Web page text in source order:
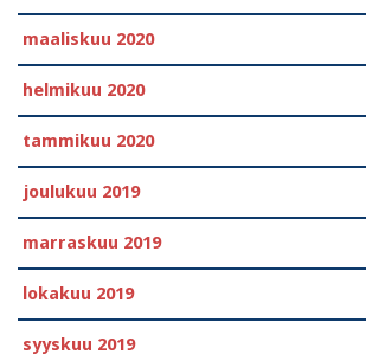
maaliskuu 2020
helmikuu 2020
tammikuu 2020
joulukuu 2019
marraskuu 2019
lokakuu 2019
syyskuu 2019